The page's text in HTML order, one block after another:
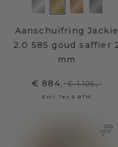
Aanschuifring Jackie
2.0 585 goud saffier
mm
€ 884,-€ 1.105,-
Excl. Tax & BTW